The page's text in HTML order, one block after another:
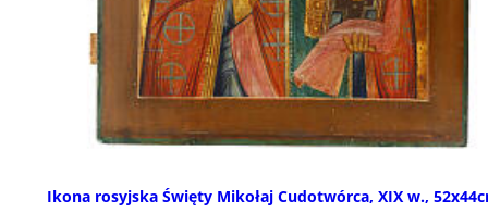
Ikona rosyjska Święty Mikołaj Cudotwórca, XIX w.,